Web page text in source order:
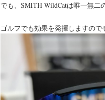
でも、SMITH WildCatは唯一無二
ゴルフでも効果を発揮しますので